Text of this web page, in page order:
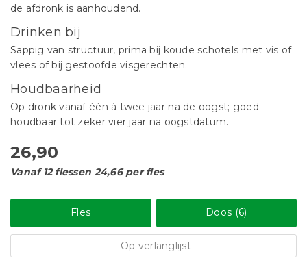
de afdronk is aanhoudend.
Drinken bij
Sappig van structuur, prima bij koude schotels met vis of
vlees of bij gestoofde visgerechten.
Houdbaarheid
Op dronk vanaf één à twee jaar na de oogst; goed
houdbaar tot zeker vier jaar na oogstdatum.
26,90
Vanaf 12 flessen 24,66 per fles
Fles Doos (6)
Op verlanglijst